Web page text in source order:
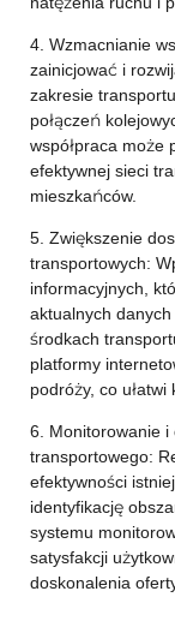
4. Wzmacnianie
zainicjować i
zakresie
połączeń
współpraca może
efektywnej sieci
mieszkańców.
5. Zwiększenie
transportowych:
informacyjnych,
aktualnych
środkach
platformy
podróży, co
6. Monitorowanie i
transportowego:
efektywności
identyfikację
systemu
satysfakcji
doskonalenia